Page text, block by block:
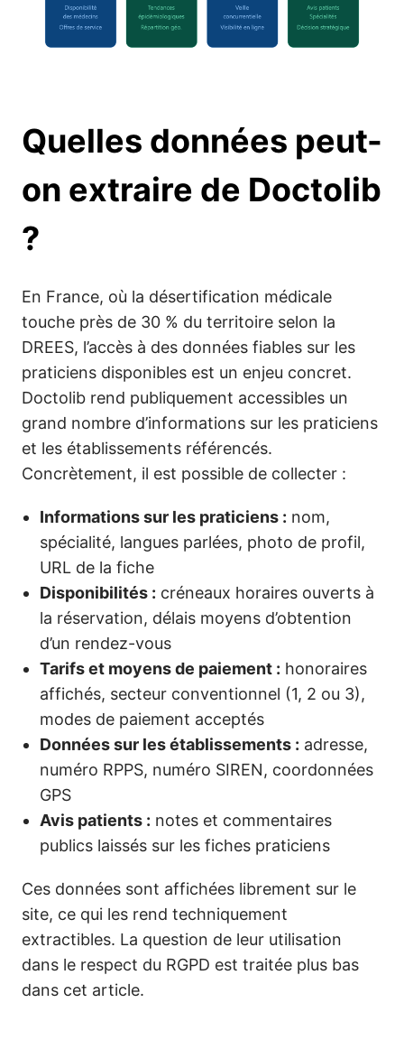
Quelles données peut-
on extraire de Doctolib
?
En France, où la désertification médicale
touche près de 30 % du territoire selon la
DREES, l’accès à des données fiables sur les
praticiens disponibles est un enjeu concret.
Doctolib rend publiquement accessibles un
grand nombre d’informations sur les praticiens
et les établissements référencés.
Concrètement, il est possible de collecter :
Informations sur les praticiens : nom,
spécialité, langues parlées, photo de profil,
URL de la fiche
Disponibilités : créneaux horaires ouverts à
la réservation, délais moyens d’obtention
d’un rendez-vous
Tarifs et moyens de paiement : honoraires
affichés, secteur conventionnel (1, 2 ou 3),
modes de paiement acceptés
Données sur les établissements : adresse,
numéro RPPS, numéro SIREN, coordonnées
GPS
Avis patients : notes et commentaires
publics laissés sur les fiches praticiens
Ces données sont affichées librement sur le
site, ce qui les rend techniquement
extractibles. La question de leur utilisation
dans le respect du RGPD est traitée plus bas
dans cet article.